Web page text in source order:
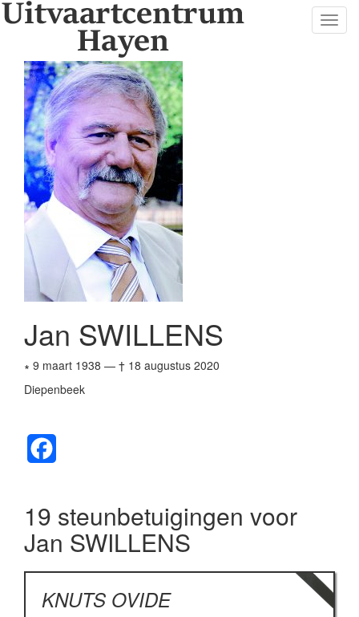
Jan SWILLENS
∗ 9 maart 1938 — † 18 augustus 2020
Diepenbeek
19 steunbetuigingen voor
Jan SWILLENS
KNUTS OVIDE